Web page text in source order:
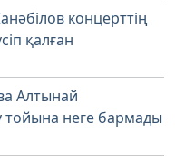
концерттің
қалған
Алтынай
неге бармады